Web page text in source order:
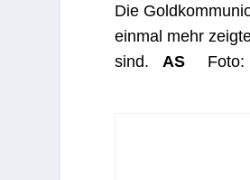
Die
einmal mehr
sind. AS Foto: